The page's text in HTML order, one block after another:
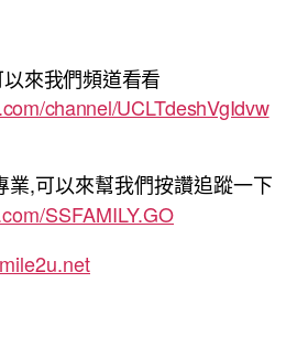
來我們頻道看看
channel/UCLTdeshVgIdvw
業,可以來幫我們按讚追蹤一下
SSFAMILY.GO